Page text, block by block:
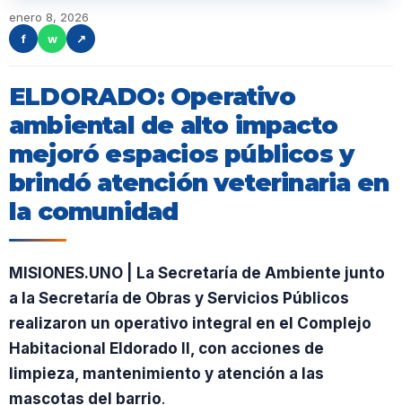
enero 8, 2026
f
w ↗
ELDORADO: Operativo
ambiental de alto impacto
mejoró espacios públicos y
brindó atención veterinaria en
la comunidad
MISIONES.UNO | La Secretaría de Ambiente junto
a la Secretaría de Obras y Servicios Públicos
realizaron un operativo integral en el Complejo
Habitacional Eldorado II, con acciones de
limpieza, mantenimiento y atención a las
mascotas del barrio.